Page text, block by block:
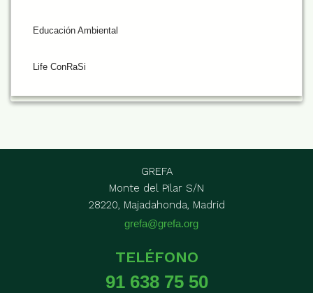
Educación Ambiental
Life ConRaSi
GREFA
Monte del Pilar S/N
28220, Majadahonda, Madrid
grefa@grefa.org
TELÉFONO
91 638 75 50